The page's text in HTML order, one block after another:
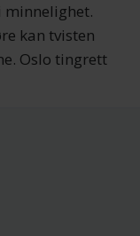
minnelighet.
kan tvisten
Oslo tingrett